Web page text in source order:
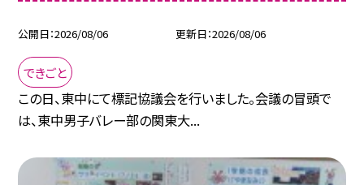
公開日 2026/08/06 更新日 2026/08/06
できごと
この日、東中にて標記協議会を行いました。会議の冒頭で
は、東中男子バレー部の関東大...